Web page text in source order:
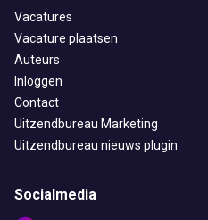
Vacatures
Vacature plaatsen
Auteurs
Inloggen
Contact
Uitzendbureau Marketing
Uitzendbureau nieuws plugin
Socialmedia